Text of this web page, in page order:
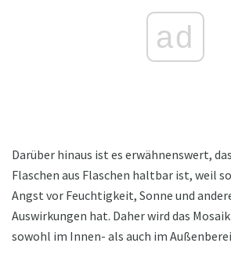
ad
Darüber hinaus ist es erwähnenswert,
Flaschen aus Flaschen haltbar ist, weil
Angst vor Feuchtigkeit, Sonne und
Auswirkungen hat. Daher wird das
sowohl im Innen- als auch im